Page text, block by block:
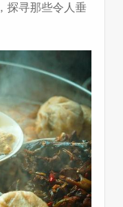
探寻那些令人垂